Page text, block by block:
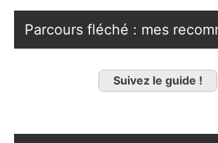
Parcours fléché : mes
Suivez le guide !